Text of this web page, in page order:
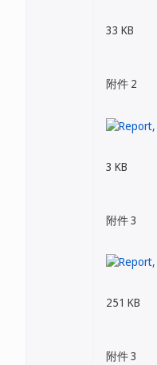
33 KB
附件 2
3 KB
附件 3
251 KB
附件 3